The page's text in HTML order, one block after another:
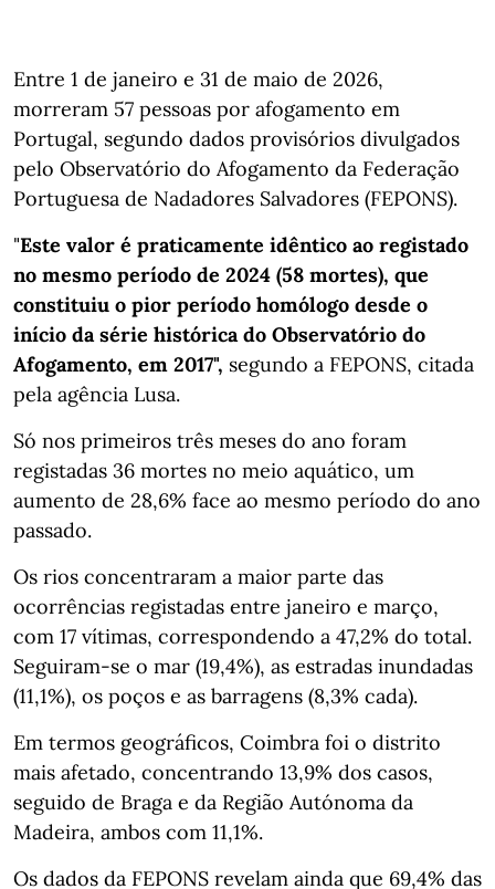
Entre 1 de janeiro e 31 de maio de 2026,
morreram 57 pessoas por afogamento em
Portugal, segundo dados provisórios divulgados
pelo Observatório do Afogamento da Federação
Portuguesa de Nadadores Salvadores (FEPONS).
"Este valor é praticamente idêntico ao registado
no mesmo período de 2024 (58 mortes), que
constituiu o pior período homólogo desde o
início da série histórica do Observatório do
Afogamento, em 2017", segundo a FEPONS, citada
pela agência Lusa.
Só nos primeiros três meses do ano foram
registadas 36 mortes no meio aquático, um
aumento de 28,6% face ao mesmo período do ano
passado.
Os rios concentraram a maior parte das
ocorrências registadas entre janeiro e março,
com 17 vítimas, correspondendo a 47,2% do total.
Seguiram-se o mar (19,4%), as estradas inundadas
(11,1%), os poços e as barragens (8,3% cada).
Em termos geográficos, Coimbra foi o distrito
mais afetado, concentrando 13,9% dos casos,
seguido de Braga e da Região Autónoma da
Madeira, ambos com 11,1%.
Os dados da FEPONS revelam ainda que 69,4% das